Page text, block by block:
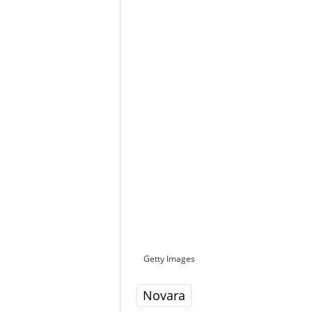
Getty Images
Novara